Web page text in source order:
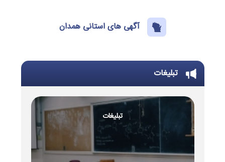
آگهی های استانی همدان
تبلیغات
تبلیغات